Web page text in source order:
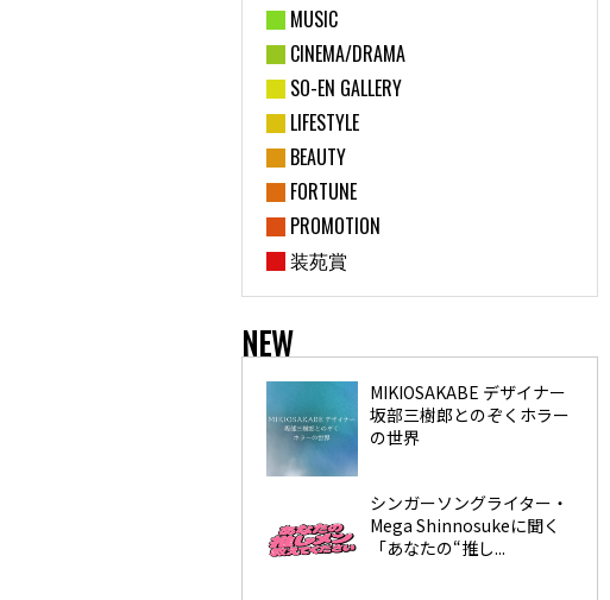
MUSIC
CINEMA/DRAMA
SO-EN GALLERY
LIFESTYLE
BEAUTY
FORTUNE
PROMOTION
装苑賞
NEW
MIKIOSAKABE デザイナー
坂部三樹郎とのぞくホラー
の世界
シンガーソングライター・
Mega Shinnosukeに聞く
「あなたの“推し...